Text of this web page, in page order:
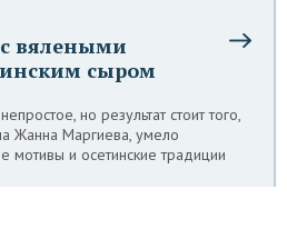
вялеными
сыром
но результат стоит того,
Жанна Маргиева, умело
мотивы и осетинские традиции